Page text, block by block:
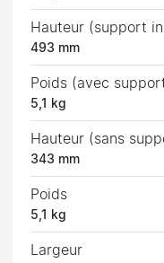
Hauteur (support
493 mm
Poids (avec
5,1 kg
Hauteur (sans
343 mm
Poids
5,1 kg
Largeur